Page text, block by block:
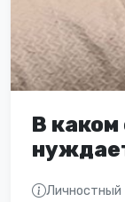
В каком
Личностный